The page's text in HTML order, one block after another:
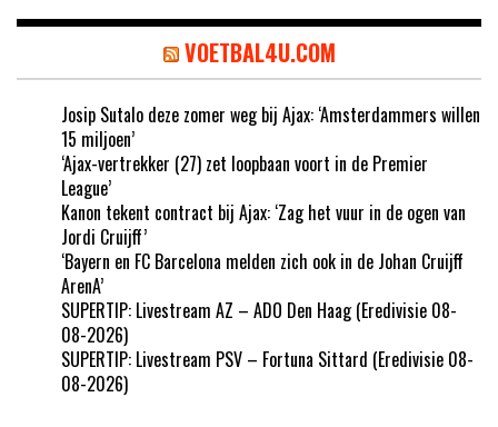
VOETBAL4U.COM
Josip Sutalo deze zomer weg bij Ajax: ‘Amsterdammers willen
15 miljoen’
‘Ajax-vertrekker (27) zet loopbaan voort in de Premier
League’
Kanon tekent contract bij Ajax: ‘Zag het vuur in de ogen van
Jordi Cruijff’
‘Bayern en FC Barcelona melden zich ook in de Johan Cruijff
ArenA’
SUPERTIP: Livestream AZ – ADO Den Haag (Eredivisie 08-
08-2026)
SUPERTIP: Livestream PSV – Fortuna Sittard (Eredivisie 08-
08-2026)